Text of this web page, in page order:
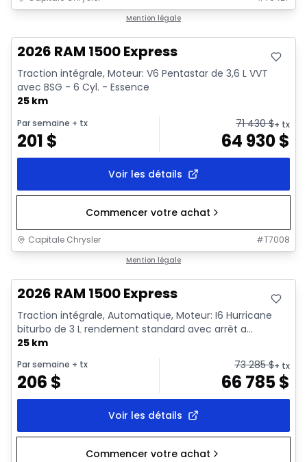
Mention légale
2026 RAM 1500 Express
Traction intégrale, Moteur: V6 Pentastar de 3,6 L VVT
avec BSG - 6 Cyl. - Essence
25 km
Par semaine + tx
201 $
71 430$+ tx
64 930$
Voir les détails
Commencer votre achat
Capitale Chrysler #T7008
Mention légale
2026 RAM 1500 Express
Traction intégrale, Automatique, Moteur: I6 Hurricane
biturbo de 3 L rendement standard avec arrêt a...
25 km
Par semaine + tx
206 $
73 285$+ tx
66 785$
Voir les détails
Commencer votre achat